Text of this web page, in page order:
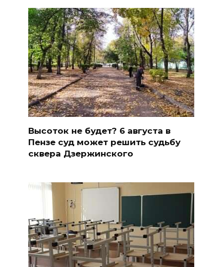
Высоток не будет? 6 августа в
Пензе суд может решить судьбу
сквера Дзержинского